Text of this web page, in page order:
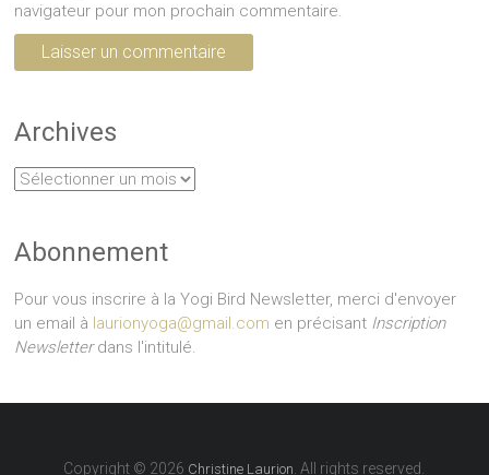
navigateur pour mon prochain commentaire.
Archives
Archives
Abonnement
Pour vous inscrire à la Yogi Bird Newsletter, merci d'envoyer
un email à laurionyoga@gmail.com en précisant Inscription
Newsletterdans l'intitulé.
Copyright © 2026 Christine Laurion . All rights reserved.